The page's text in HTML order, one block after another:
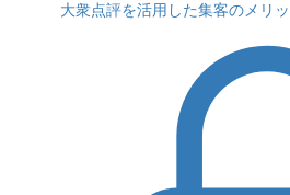
大衆点評を活用した集客のメリ